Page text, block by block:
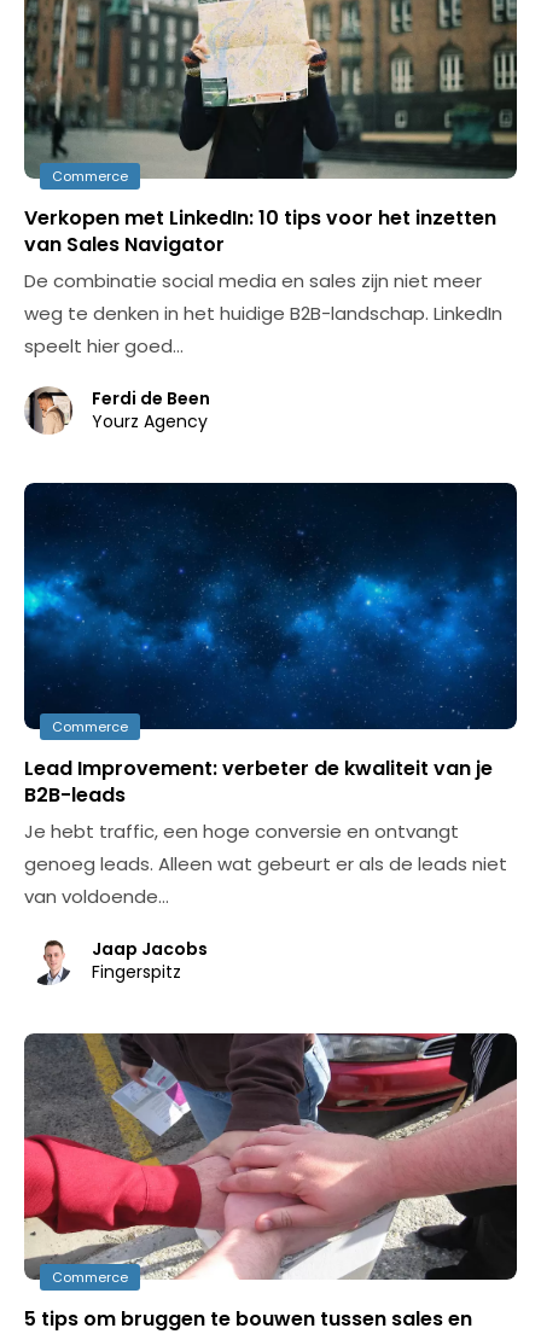
Commerce
Verkopen met LinkedIn: 10 tips voor het inzetten
van Sales Navigator
De combinatie social media en sales zijn niet meer
weg te denken in het huidige B2B-landschap. LinkedIn
speelt hier goed…
Ferdi de Been
Yourz Agency
Commerce
Lead Improvement: verbeter de kwaliteit van je
B2B-leads
Je hebt traffic, een hoge conversie en ontvangt
genoeg leads. Alleen wat gebeurt er als de leads niet
van voldoende…
Jaap Jacobs
Fingerspitz
Commerce
5 tips om bruggen te bouwen tussen sales en